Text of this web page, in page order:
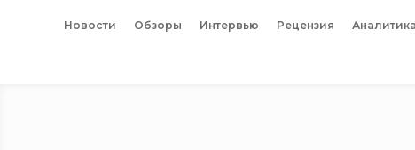
Новости Обзоры Интервью Рецензия Аналитика